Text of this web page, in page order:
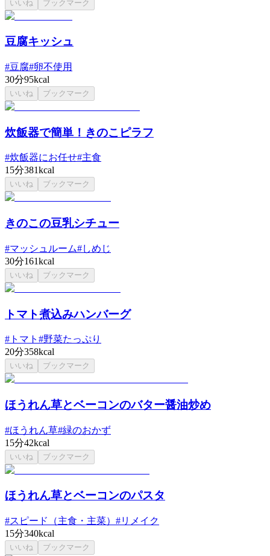
いいね ブックマーク
豆腐キッシュ
#豆腐#卵不使用
30分95kcal
いいね ブックマーク
炊飯器で簡単！きのこピラフ
#炊飯器にお任せ#主食
15分381kcal
いいね ブックマーク
きのこの豆乳シチュー
#マッシュルーム#しめじ
30分161kcal
いいね ブックマーク
トマト煮込みハンバーグ
# トマト #野菜たっぷり
20分358kcal
いいね ブックマーク
ほうれん草とベーコンのバター醤油炒め
#ほうれん草#緑のおかず
15分42kcal
いいね ブックマーク
ほうれん草とベーコンのパスタ
#スピード（主食・主菜） #リメイク
15分340kcal
いいね ブックマーク